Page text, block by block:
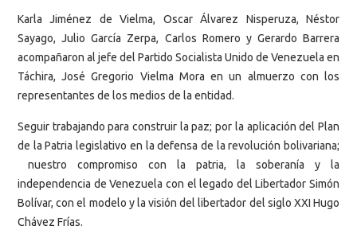
Karla Jiménez de Vielma, Oscar Álvarez Nisperuza, Néstor
Sayago, Julio García Zerpa, Carlos Romero y Gerardo Barrera
acompañaron al jefe del Partido Socialista Unido de Venezuela en
Táchira, José Gregorio Vielma Mora en un almuerzo con los
representantes de los medios de la entidad.
Seguir trabajando para construir la paz; por la aplicación del Plan
de la Patria legislativo en la defensa de la revolución bolivariana;
nuestro compromiso con la patria, la soberanía y la
independencia de Venezuela con el legado del Libertador Simón
Bolívar, con el modelo y la visión del libertador del siglo XXI Hugo
Chávez Frías.